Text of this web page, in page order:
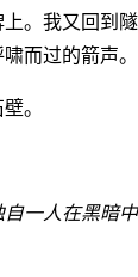
。我又回到隧
而过的箭声。
。
一人在黑暗